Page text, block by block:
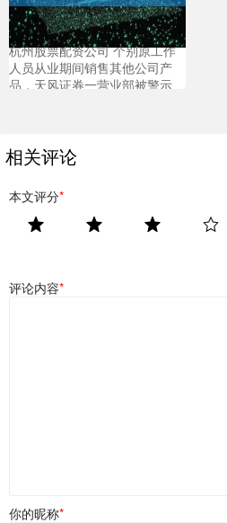
杭州股票配资公司 个别原工作
人员从业期间销售其他公司产
品，天风证券一营业部被警示
相关评论
本文评分*
评论内容*
你的昵称*